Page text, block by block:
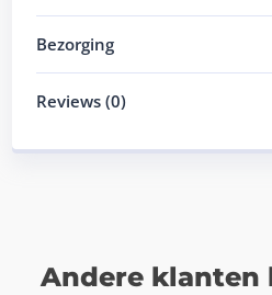
Bezorging
Reviews (0)
Andere klanten